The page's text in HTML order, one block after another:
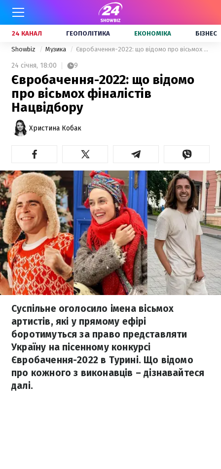
24 КАНАЛ ГЕОПОЛІТИКА ЕКОНОМІКА БІЗНЕС
Showbiz Музика Євробачення-2022: що відомо про вісьмох фіналістів Нацвідбору
24 січня, 18:00 9
Євробачення-2022: що відомо
про вісьмох фіналістів
Нацвідбору
Христина Кобак
Суспільне оголосило імена вісьмох
артистів, які у прямому ефірі
боротимуться за право представляти
Україну на пісенному конкурсі
Євробачення-2022 в Турині. Що відомо
про кожного з виконавців – дізнавайтеся
далі.